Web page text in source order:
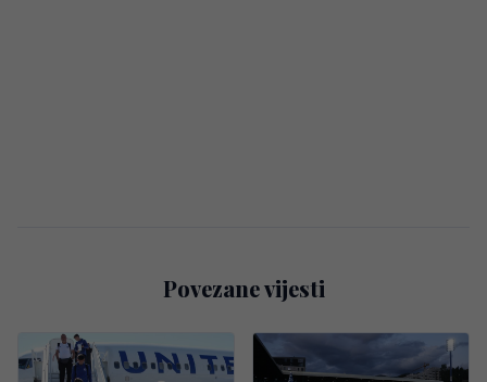
Povezane vijesti